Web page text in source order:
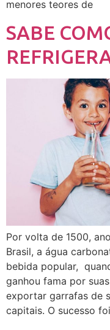
menores teores de
SABE
Por volta de 1500,
Brasil, a água
bebida popular,
ganhou fama por
exportar garrafas de
capitais. O sucesso